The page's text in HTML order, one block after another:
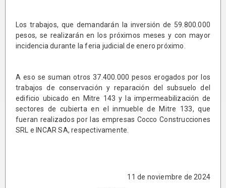
Los trabajos, que demandarán la inversión de 59.800.000
pesos, se realizarán en los próximos meses y con mayor
incidencia durante la feria judicial de enero próximo.
A eso se suman otros 37.400.000 pesos erogados por los
trabajos de conservación y reparación del subsuelo del
edificio ubicado en Mitre 143 y la impermeabilización de
sectores de cubierta en el inmueble de Mitre 133, que
fueran realizados por las empresas Cocco Construcciones
SRL e INCAR SA, respectivamente.
11 de noviembre de 2024